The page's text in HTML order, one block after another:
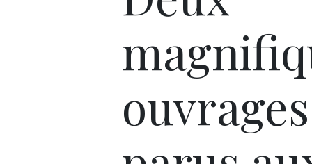
ouvrages